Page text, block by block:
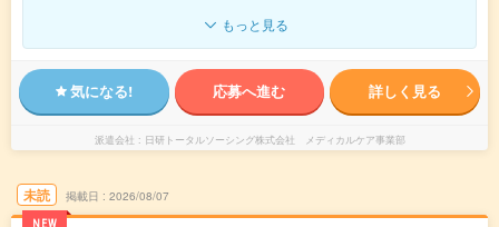
もっと見る
気になる! 応募へ進む 詳しく見る
派遣会社 日研トータルソーシング株式会社 メディカルケア事業部
未読
NEW
掲載日 2026/08/07